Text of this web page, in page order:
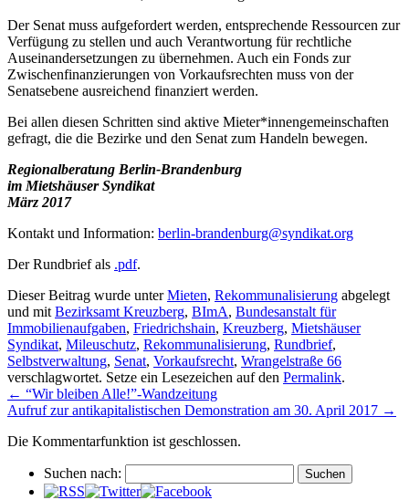
Der Senat muss aufgefordert werden, entsprechende Ressourcen zur
Verfügung zu stellen und auch Verantwortung für rechtliche
Auseinandersetzungen zu übernehmen. Auch ein Fonds zur
Zwischenfinanzierungen von Vorkaufsrechten muss von der
Senatsebene ausreichend finanziert werden.
Bei allen diesen Schritten sind aktive Mieter*innengemeinschaften
gefragt, die die Bezirke und den Senat zum Handeln bewegen.
Regionalberatung Berlin-Brandenburg
im Mietshäuser Syndikat
März 2017
Kontakt und Information: berlin-brandenburg@syndikat.org
Der Rundbrief als .pdf.
Dieser Beitrag wurde unterMieten, Rekommunalisierung abgelegt
und mit Bezirksamt Kreuzberg, BImA, Bundesanstalt für
Immobilienaufgaben, Friedrichshain, Kreuzberg, Mietshäuser
Syndikat, Mileuschutz, Rekommunalisierung, Rundbrief,
Selbstverwaltung, Senat, Vorkaufsrecht, Wrangelstraße 66
verschlagwortet. Setze ein Lesezeichen auf den Permalink.
← “Wir bleiben Alle!”-Wandzeitung
Aufruf zur antikapitalistischen Demonstration am 30. April 2017 →
Die Kommentarfunktion ist geschlossen.
Suchen nach: